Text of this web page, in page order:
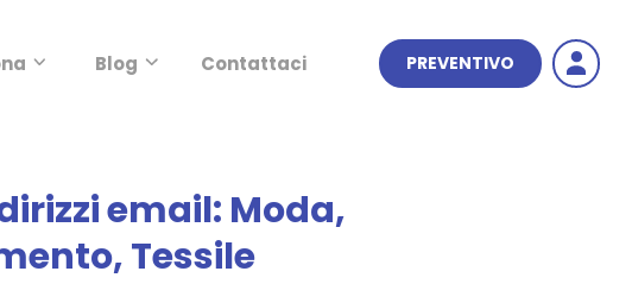
Blog Contattaci PREVENTIVO
email: Moda,
Tessile